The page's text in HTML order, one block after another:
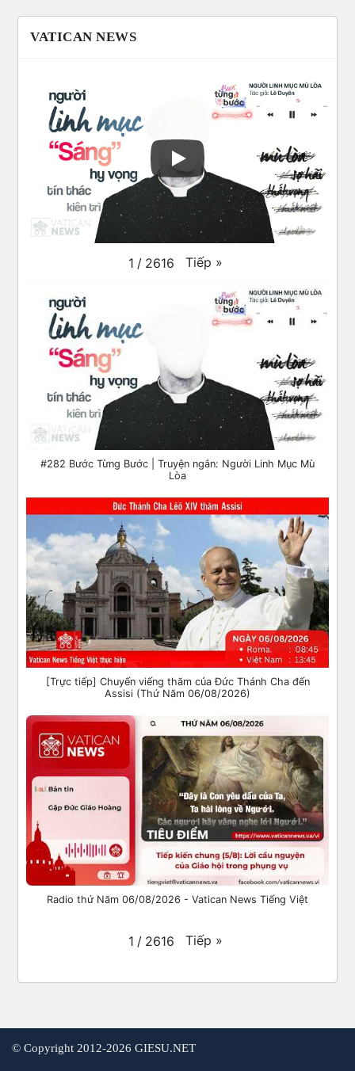
VATICAN NEWS
1 / 2616 Tiếp »
#282 Bước Từng Bước | Truyện ngắn: Người Linh Mục Mù
Lòa
[Trực tiếp] Chuyến viếng thăm của Đức Thánh Cha đến
Assisi (Thứ Năm 06/08/2026)
Radio thứ Năm 06/08/2026 - Vatican News Tiếng Việt
1 / 2616 Tiếp »
© Copyright 2012-2026 GIESU.NET